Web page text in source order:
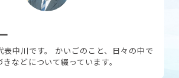
表中川です。 かいごのこと、日々の中で
などについて綴っています。